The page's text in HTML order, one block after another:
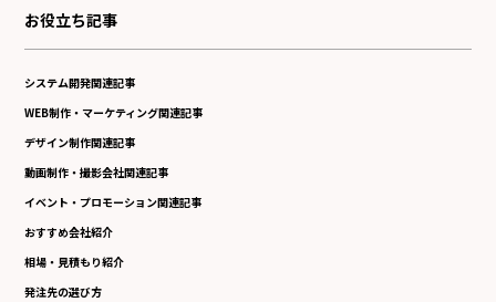
お役立ち記事
システム開発関連記事
WEB制作・マーケティング関連記事
デザイン制作関連記事
動画制作・撮影会社関連記事
イベント・プロモーション関連記事
おすすめ会社紹介
相場・見積もり紹介
発注先の選び方